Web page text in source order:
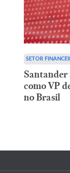
SETOR
Santander
como VP
no Brasil